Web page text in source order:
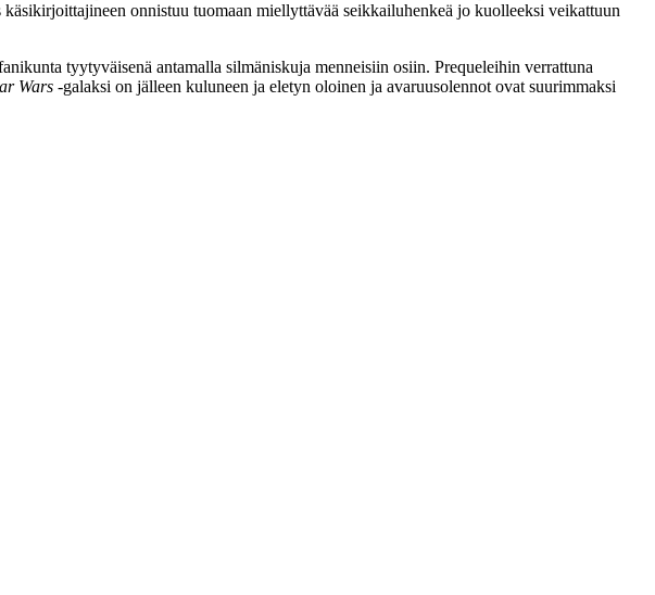
käsikirjoittajineen onnistuu tuomaan miellyttävää seikkailuhenkeä jo kuolleeksi veikattuun
tyytyväisenä antamalla silmäniskuja menneisiin osiin. Prequeleihin verrattuna
Wars ‑galaksi on jälleen kuluneen ja eletyn oloinen ja avaruusolennot ovat suurimmaksi